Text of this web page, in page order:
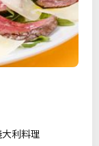
利料理